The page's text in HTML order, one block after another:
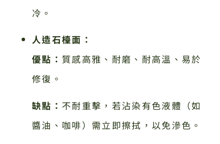
冷。
人造石檯面：
優點： 質感高雅、耐磨、耐高溫、易於
修復。
缺點： 不耐重擊，若沾染有色液體（如
醬油、咖啡）需立即擦拭，以免滲色。